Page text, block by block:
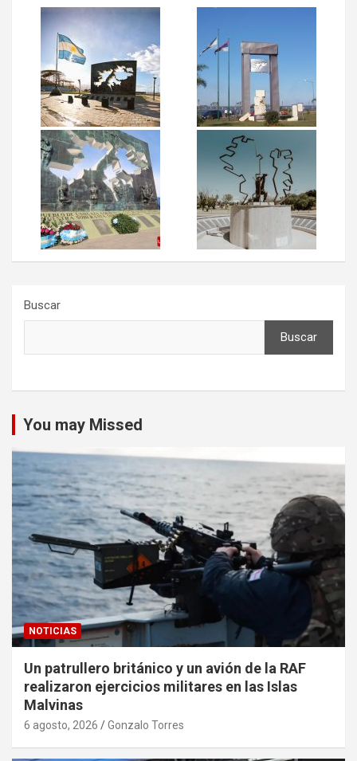
Buscar
Buscar
You may Missed
NOTICIAS
Un patrullero británico y un avión de la RAF
realizaron ejercicios militares en las Islas
Malvinas
6 agosto, 2026 Gonzalo Torres